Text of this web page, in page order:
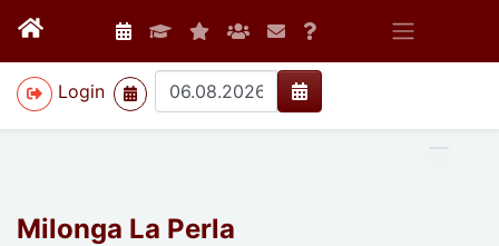
Login
>
Milonga La Perla